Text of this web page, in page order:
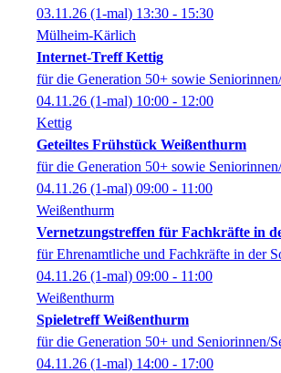
03.11.26 (1-mal) 13:30 - 15:30
Mülheim-Kärlich
Internet-Treff Kettig
für die Generation 50+ sowie
04.11.26 (1-mal) 10:00 - 12:00
Kettig
Geteiltes Frühstück Weißenthurm
für die Generation 50+ sowie
04.11.26 (1-mal) 09:00 - 11:00
Weißenthurm
Vernetzungstreffen für Fachkräfte in
für Ehrenamtliche und Fachkräfte in der
04.11.26 (1-mal) 09:00 - 11:00
Weißenthurm
Spieletreff Weißenthurm
für die Generation 50+ und Seniorinnen/
04.11.26 (1-mal) 14:00 - 17:00